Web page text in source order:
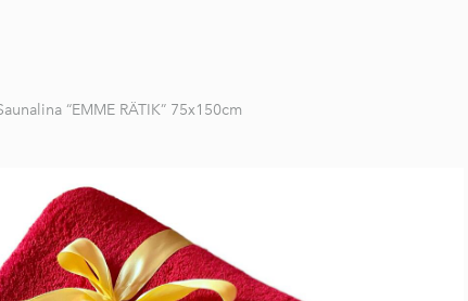
“EMME RÄTIK” 75x150cm